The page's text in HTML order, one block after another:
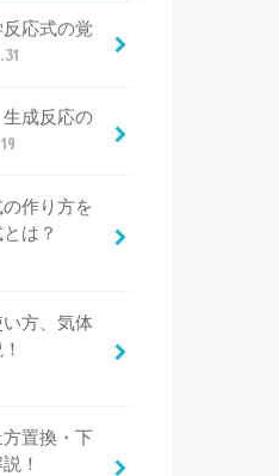
反応式の覚
成反応の
の作り方を
は？
方、気体
方置換・下
！